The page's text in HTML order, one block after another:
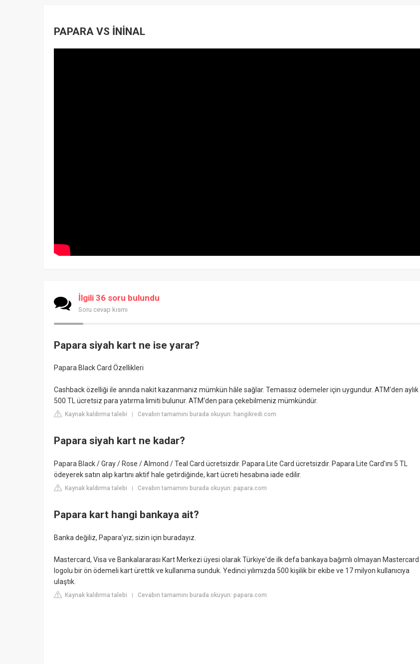
PAPARA VS İNİNAL
İlgili 36 soru bulundu
Soru cevap kısmı
Papara siyah kart ne ise yarar?
Papara Black Card Özellikleri
Cashback özelliği ile anında nakit kazanmanız mümkün hâle sağlar. Temassız ödemeler için uygundur. ATM'den aylık
500 TL ücretsiz para yatırma limiti bulunur. ATM'den para çekebilmeniz mümkündür.
Kaynak kaldırma talebi | Cevabın tamamını burada okuyun: hangikredi.com
Papara siyah kart ne kadar?
Papara Black / Gray / Rose / Almond / Teal Card ücretsizdir. Papara Lite Card ücretsizdir. Papara Lite Card'ını 5 TL
ödeyerek satın alıp kartını aktif hale getirdiğinde, kart ücreti hesabına iade edilir.
Kaynak kaldırma talebi | Cevabın tamamını burada okuyun: papara.com
Papara kart hangi bankaya ait?
Banka değiliz, Papara'yız; sizin için buradayız.
Mastercard, Visa ve Bankalararası Kart Merkezi üyesi olarak Türkiye'de ilk defa bankaya bağımlı olmayan Mastercard
logolu bir ön ödemeli kart ürettik ve kullanıma sunduk. Yedinci yılımızda 500 kişilik bir ekibe ve 17 milyon kullanıcıya
ulaştık.
Kaynak kaldırma talebi | Cevabın tamamını burada okuyun: papara.com